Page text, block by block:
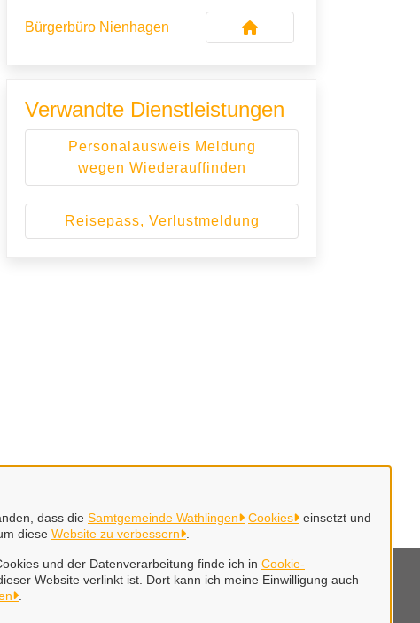
dass die Samtgemeinde Wathlingen Cookies
einsetzt und
diese Website zu verbessern
und der Datenverarbeitung finde ich in Cookie-
Website verlinkt ist. Dort kann ich meine Einwilligung auch
Bürgerbüro Nienhagen
Verwandte Dienstleistungen
Personalausweis Meldung
wegen Wiederauffinden
Reisepass, Verlustmeldung
Impressum